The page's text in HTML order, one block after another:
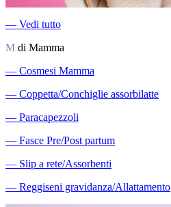
― Vedi tutto
M di Mamma
― Cosmesi Mamma
― Coppetta/Conchiglie assorbilatte
― Paracapezzoli
― Fasce Pre/Post partum
― Slip a rete/Assorbenti
― Reggiseni gravidanza/Allattamento